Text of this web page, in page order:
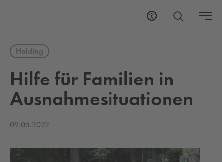
Holding
Hilfe für Fa­mi­li­en in
Aus­nah­me­si­tua­tio­nen
09.05.2022